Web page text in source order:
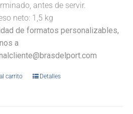
antes de servir.
neto: 1,5 kg
de formatos personalizables,
a
carrito Detalles